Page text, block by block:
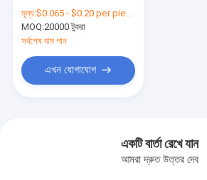
মূল্য:$0.065 - $0.20 per piece
MOQ:20000 টুকরা
সর্বশেষ দাম পান
এখন যোগাযোগ
একটি বার্তা রেখে যান
আমরা দ্রুত উত্তর দেব